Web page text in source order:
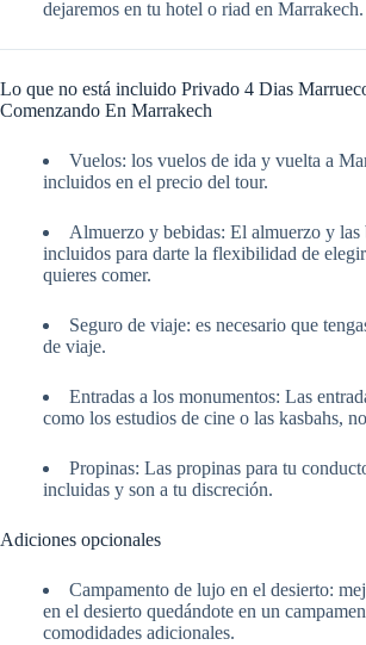
dejaremos en tu hotel o riad en Marrakech.
Lo que no está incluido Privado 4 Dias
Comenzando En Marrakech
Vuelos: los vuelos de ida y vuelta a
incluidos en el precio del tour.
Almuerzo y bebidas: El almuerzo y las
incluidos para darte la flexibilidad de
quieres comer.
Seguro de viaje: es necesario que
de viaje.
Entradas a los monumentos: Las
como los estudios de cine o las kasbahs,
Propinas: Las propinas para tu
incluidas y son a tu discreción.
Adiciones opcionales
Campamento de lujo en el desierto:
en el desierto quedándote en un
comodidades adicionales.